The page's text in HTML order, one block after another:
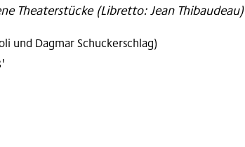
Theaterstücke (Libretto: Jean Thibaudeau)
und Dagmar Schuckerschlag)